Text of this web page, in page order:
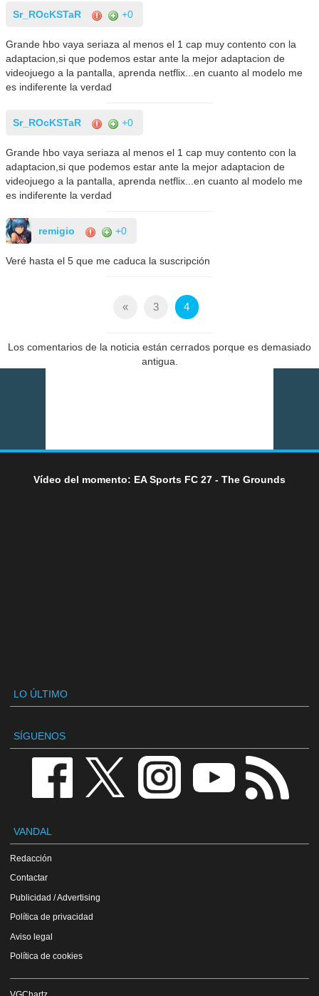
Sr_ROcKSTaR +0
Grande hbo vaya seriaza al menos el 1 cap muy contento con la
adaptacion,si que podemos estar ante la mejor adaptacion de
videojuego a la pantalla, aprenda netflix...en cuanto al modelo me
es indiferente la verdad
Sr_ROcKSTaR +0
Grande hbo vaya seriaza al menos el 1 cap muy contento con la
adaptacion,si que podemos estar ante la mejor adaptacion de
videojuego a la pantalla, aprenda netflix...en cuanto al modelo me
es indiferente la verdad
remigio +0
Veré hasta el 5 que me caduca la suscripción
« 3 4
Los comentarios de la noticia están cerrados porque es demasiado
antigua.
Vídeo del momento: EA Sports FC 27 - The Grounds
LO ÚLTIMO
SÍGUENOS
VANDAL
Redacción
Contactar
Publicidad / Advertising
Política de privacidad
Aviso legal
Política de cookies